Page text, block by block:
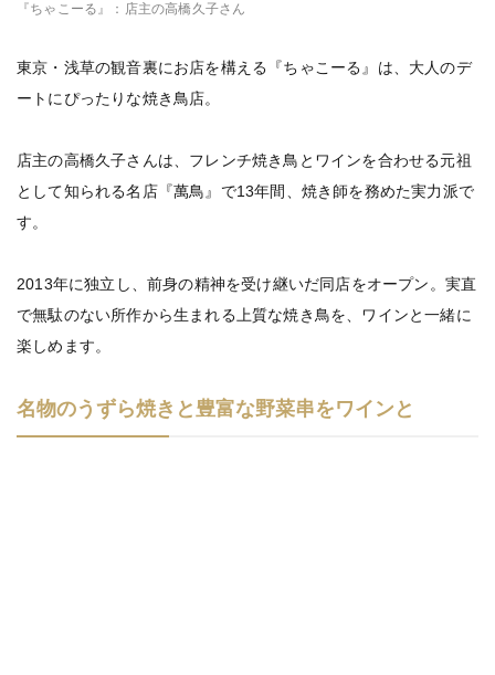
『ちゃこーる』：店主の高橋久子さん
東京・浅草の観音裏にお店を構える『ちゃこーる』は、大人のデ
ートにぴったりな焼き鳥店。
店主の高橋久子さんは、フレンチ焼き鳥とワインを合わせる元祖
として知られる名店『萬鳥』で13年間、焼き師を務めた実力派で
す。
2013年に独立し、前身の精神を受け継いだ同店をオープン。実直
で無駄のない所作から生まれる上質な焼き鳥を、ワインと一緒に
楽しめます。
名物のうずら焼きと豊富な野菜串をワインと